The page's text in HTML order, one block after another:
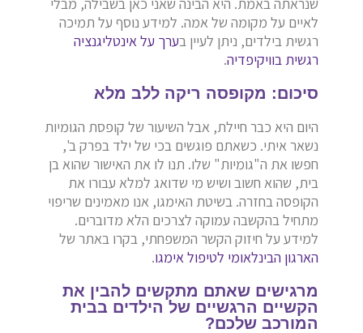
לאיים על מקומה של אמה. למידע נוסף על תמיכה
רגשית בילדים, ניתן לעיין בערך על אינטליגנציה
רגשית בוויקיפדיה.
סיכום: מקופסה ריקה ללב מלא
היום היא כבר חיילת, אבל השיעור של קופסת הגומיות
נשאר איתי. כשאתם פוגשים בכי של ילד בפרק ב',
חפשו את ה"גומיות" שלו. תנו לו את האישור שהוא בן
בית, שהוא חשוב ושיש מי שדואג למלא עבורו את
הקופסה בחזרה. בשיטת האימגו, אנו מאמינים שריפוי
מתחיל בהקשבה עמוקה לצרכים הלא מדוברים.
למידע על חיזוק הקשר המשפחתי, בקרו באתר של
הארגון הבינלאומי לטיפול אימגו.
מרגישים שאתם מתקשים להבין את
הקשיים הרגשיים של הילדים בבית
המורכב שלכם?